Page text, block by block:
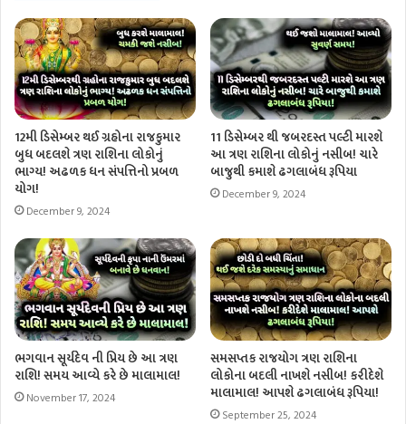
12મી ડિસેમ્બર થઈ ગ્રહોના રાજકુમાર
બુધ બદલશે ત્રણ રાશિના લોકોનું
ભાગ્ય! અઢળક ધન સંપત્તિનો પ્રબળ
યોગ!
December 9, 2024
11 ડિસેમ્બર થી જબરદસ્ત પલ્ટી મારશે
આ ત્રણ રાશિના લોકોનું નસીબ! ચારે
બાજુથી કમાશે ઢગલાબંધ રૂપિયા
December 9, 2024
ભગવાન સૂર્યદેવ ની પ્રિય છે આ ત્રણ
રાશિ! સમય આવ્યે કરે છે માલામાલ!
November 17, 2024
સમસપ્તક રાજયોગ ત્રણ રાશિના
લોકોના બદલી નાખશે નસીબ! કરીદેશે
માલામાલ! આપશે ઢગલાબંધ રૂપિયા!
September 25, 2024